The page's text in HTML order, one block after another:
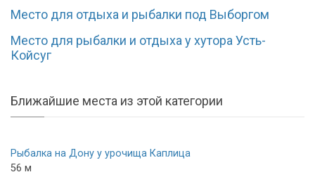
Место для отдыха и рыбалки под Выборгом
Место для рыбалки и отдыха у хутора Усть-
Койсуг
Ближайшие места из этой категории
Рыбалка на Дону у урочища Каплица
56 м